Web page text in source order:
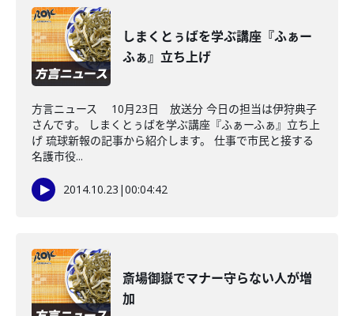
しまくとぅばを学ぶ講座『ふぁー
ふぁ』立ち上げ
方言ニュース 10月23日 放送分 今日の担当は伊狩典子
さんです。 しまくとぅばを学ぶ講座『ふぁーふぁ』立ち上
げ 琉球新報の記事から紹介します。 仕事で市民と接する
名護市役...
2014.10.23 |00:04:42
斎場御嶽でマナー守らない人が増
加